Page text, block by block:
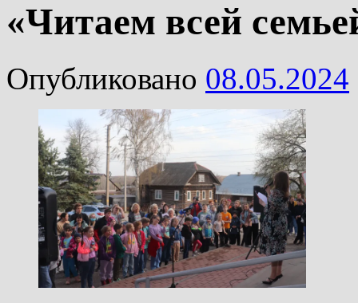
«Читаем всей
Опубликовано 08.05.2024